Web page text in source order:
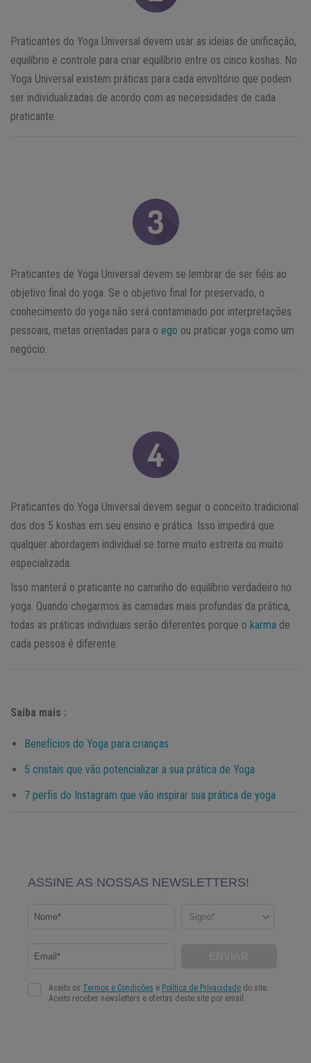
Praticantes do Yoga Universal devem usar as ideias de unificação,
equilíbrio e controle para criar equilíbrio entre os cinco koshas. No
Yoga Universal existem práticas para cada envoltório que podem
ser individualizadas de acordo com as necessidades de cada
praticante.
Praticantes de Yoga Universal devem se lembrar de ser fiéis ao
objetivo final do yoga. Se o objetivo final for preservado, o
conhecimento do yoga não será contaminado por interpretações
pessoais, metas orientadas para o ego ou praticar yoga como um
negócio.
Praticantes do Yoga Universal devem seguir o conceito tradicional
dos dos 5 koshas em seu ensino e prática. Isso impedirá que
qualquer abordagem individual se torne muito estreita ou muito
especializada.
Isso manterá o praticante no caminho do equilíbrio verdadeiro no
yoga. Quando chegarmos às camadas mais profundas da prática,
todas as práticas individuais serão diferentes porque o karma de
cada pessoa é diferente.
Saiba mais :
Benefícios do Yoga para crianças
5 cristais que vão potencializar a sua prática de Yoga
7 perfis do Instagram que vão inspirar sua prática de yoga